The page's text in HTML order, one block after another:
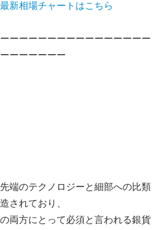
新相場チャートはこちら
ーーーーーーーーーーーーーーー
ーーーーーー
端のテクノロジーと細部への比類
されており、
両方にとって必須と言われる銀貨